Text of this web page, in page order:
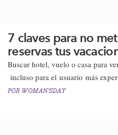
7 claves para no
reservas tus
Buscar hotel, vuelo o casa para
incluso para el usuario más
POR WOMAN'SDAY